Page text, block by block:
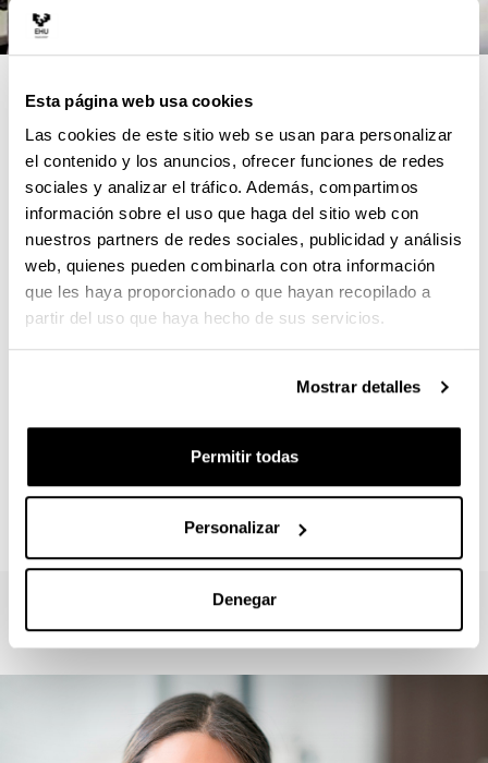
Esta página web usa cookies
Las cookies de este sitio web se usan para personalizar
el contenido y los anuncios, ofrecer funciones de redes
sociales y analizar el tráfico. Además, compartimos
información sobre el uso que haga del sitio web con
nuestros partners de redes sociales, publicidad y análisis
web, quienes pueden combinarla con otra información
que les haya proporcionado o que hayan recopilado a
partir del uso que haya hecho de sus servicios.
Mostrar detalles
Permitir todas
Personalizar
Denegar
4 RAZONES PARA ELEGIR ESTE
TÍTULO
Formación especializada para afrontar los nuevos
retos a los que se enfrenta la profesión farmacéutica
Docencia impartida por profesorado experto, en
colaboración con profesionales del Consejo General
de COF, COF de Araba, Bizkaia, Gipuzkoa y
Cantabria, y la Dirección de Farmacia del
Departamento de Salud del Gobierno Vasco, en el
docencia virtual